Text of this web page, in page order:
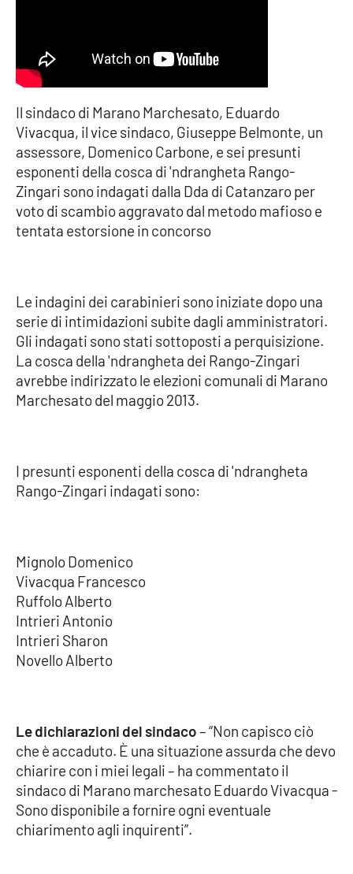
Cronaca
Cultura
Economia e Lavoro
Politica
Sanità
Sport
RUBRICHE
Good Morning Vietnam
Leggendo Alvaro insieme
Le perfidie di Antonella Grippo
Venti di comunicazione
STREAMING
LaC Network
LaC OnAir
Il sindaco di Marano Marchesato, Eduardo
Vivacqua, il vice sindaco, Giuseppe Belmonte, un
assessore, Domenico Carbone, e sei presunti
esponenti della cosca di 'ndrangheta Rango-
Zingari sono indagati dalla Dda di Catanzaro per
voto di scambio aggravato dal metodo mafioso e
tentata estorsione in concorso
Le indagini dei carabinieri sono iniziate dopo una
serie di intimidazioni subite dagli amministratori.
Gli indagati sono stati sottoposti a perquisizione.
La cosca della 'ndrangheta dei Rango-Zingari
avrebbe indirizzato le elezioni comunali di Marano
Marchesato del maggio 2013.
I presunti esponenti della cosca di 'ndrangheta
Rango-Zingari indagati sono:
Mignolo Domenico
Vivacqua Francesco
Ruffolo Alberto
Intrieri Antonio
Intrieri Sharon
Novello Alberto
Le dichiarazioni del sindaco– “Non capisco ciò
che è accaduto. È una situazione assurda che devo
chiarire con i miei legali – ha commentato il
sindaco di Marano marchesato Eduardo Vivacqua -
Sono disponibile a fornire ogni eventuale
chiarimento agli inquirenti”.